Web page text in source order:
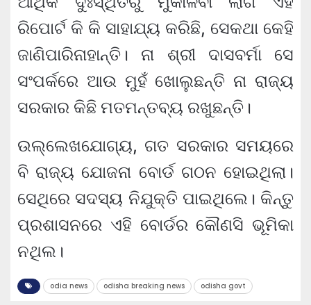
ରିପୋର୍ଟ କି କି ସାହାଯ୍ୟ କରିଛି, ସେକଥା କେହି
ଜାଣିପାରିନାହାନ୍ତି। ନା ଶ୍ରୀ ଦାସବର୍ମା ସେ
ସଂପର୍କରେ ଆଉ ମୁହଁ ଖୋଲୁଛନ୍ତି ନା ରାଜ୍ୟ
ସରକାର କିଛି ମତମନ୍ତବ୍ୟ ରଖୁଛନ୍ତି।
ଉଲ୍ଲେଖଯୋଗ୍ୟ, ଗତ ସରକାର ସମୟରେ
ବି ରାଜ୍ୟ ଯୋଜନା ବୋର୍ଡ ଗଠନ ହୋଇଥିଲା।
ସେଥିରେ ସଦସ୍ୟ ନିଯୁକ୍ତି ପାଇଥିଲେ। କିନ୍ତୁ
ପ୍ରଶାସନରେ ଏହି ବୋର୍ଡର କୌଣସି ଭୂମିକା
ନଥିଲ।
odia news odisha breaking news odisha govt